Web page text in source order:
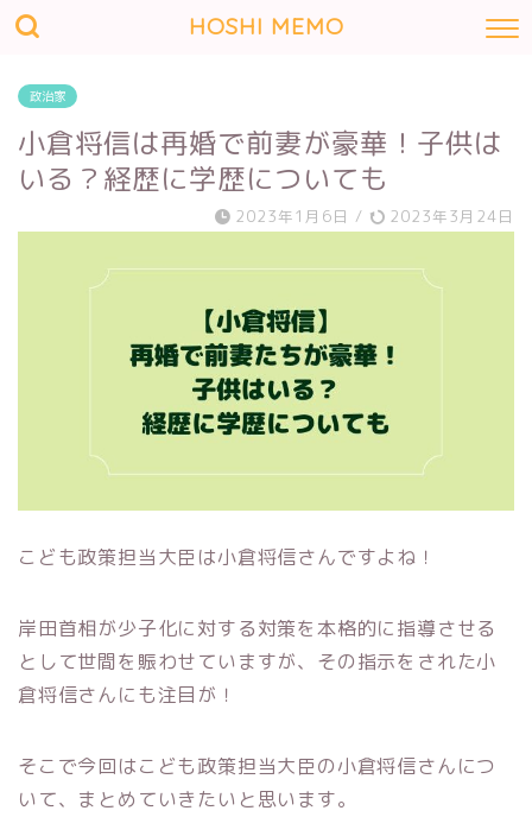
HOSHI MEMO
政治家
小倉将信は再婚で前妻が豪華！子供は
いる？経歴に学歴についても
2023年1月6日 / 2023年3月24日
こども政策担当大臣は小倉将信さんですよね！
岸田首相が少子化に対する対策を本格的に指導させる
として世間を賑わせていますが、その指示をされた小
倉将信さんにも注目が！
そこで今回はこども政策担当大臣の小倉将信さんにつ
いて、まとめていきたいと思います。